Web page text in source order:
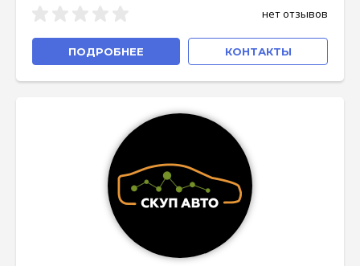
нет отзывов
ПОДРОБНЕЕ КОНТАКТЫ